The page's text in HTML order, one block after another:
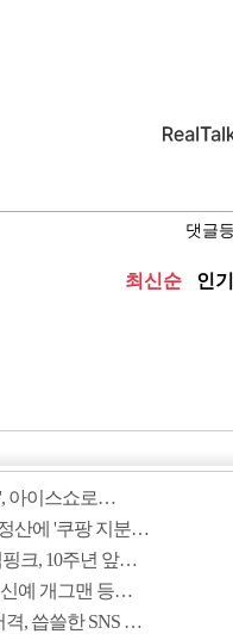
아이스쇼로…
산에 '쿠팡 지분…
크, 10주년 앞…
신예 개그맨 등…
격, 씁쓸한 SNS …